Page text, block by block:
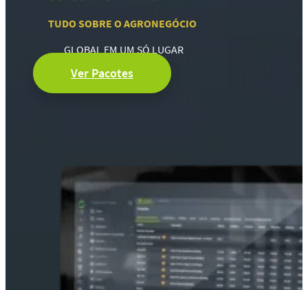
TUDO SOBRE O AGRONEGÓCIO
GLOBAL EM UM SÓ LUGAR
Ver Pacotes